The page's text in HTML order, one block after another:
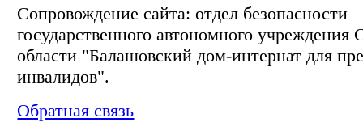
Сопровождение сайта: отдел безопасности
государственного автономного учреждения
области "Балашовский дом-интернат для
инвалидов".
Обратная связь